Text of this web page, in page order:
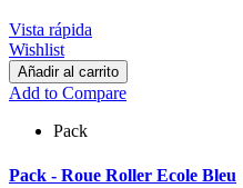
Vista rápida
Wishlist
Añadir al carrito
Add to Compare
Pack
Pack - Roue Roller Ecole Bleu